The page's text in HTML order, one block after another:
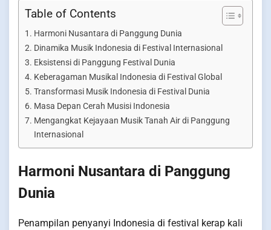
Table of Contents
Harmoni Nusantara di Panggung Dunia
Dinamika Musik Indonesia di Festival Internasional
Eksistensi di Panggung Festival Dunia
Keberagaman Musikal Indonesia di Festival Global
Transformasi Musik Indonesia di Festival Dunia
Masa Depan Cerah Musisi Indonesia
Mengangkat Kejayaan Musik Tanah Air di Panggung
Internasional
Harmoni Nusantara di Panggung
Dunia
Penampilan penyanyi Indonesia di festival kerap kali